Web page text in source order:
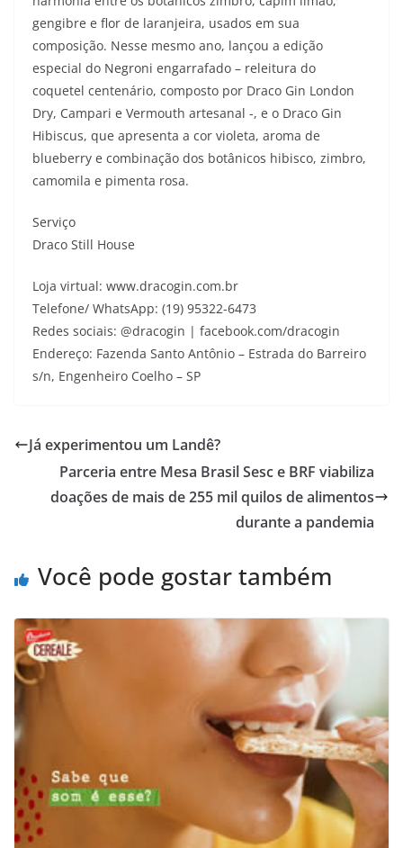
gengibre e flor de laranjeira, usados em sua
composição. Nesse mesmo ano, lançou a edição
especial do Negroni engarrafado – releitura do
coquetel centenário, composto por Draco Gin London
Dry, Campari e Vermouth artesanal -, e o Draco Gin
Hibiscus, que apresenta a cor violeta, aroma de
blueberry e combinação dos botânicos hibisco, zimbro,
camomila e pimenta rosa.
Serviço
Draco Still House
Loja virtual: www.dracogin.com.br
Telefone/ WhatsApp: (19) 95322-6473
Redes sociais: @dracogin | facebook.com/dracogin
Endereço: Fazenda Santo Antônio – Estrada do Barreiro
s/n, Engenheiro Coelho – SP
Já experimentou um Landê?
Parceria entre Mesa Brasil Sesc e BRF viabiliza
doações de mais de 255 mil quilos de alimentos
durante a pandemia
Você pode gostar também